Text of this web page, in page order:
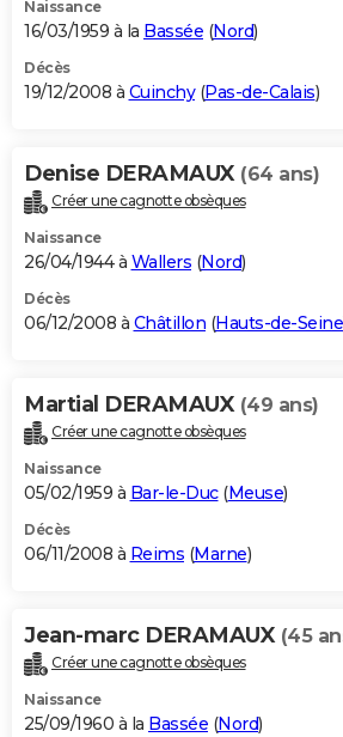
Naissance
16/03/1959 à la Bassée (Nord)
Décès
19/12/2008 à Cuinchy(Pas-de-Calais)
Denise DERAMAUX (64 ans)
Créer une cagnotte obsèques
Naissance
26/04/1944 à Wallers (Nord)
Décès
06/12/2008 à Châtillon (Hauts-de-Seine
Martial DERAMAUX (49 ans)
Créer une cagnotte obsèques
Naissance
05/02/1959 à Bar-le-Duc(Meuse)
Décès
06/11/2008 à Reims (Marne)
Jean-marc DERAMAUX (45
Créer une cagnotte obsèques
Naissance
25/09/1960 à la Bassée (Nord)